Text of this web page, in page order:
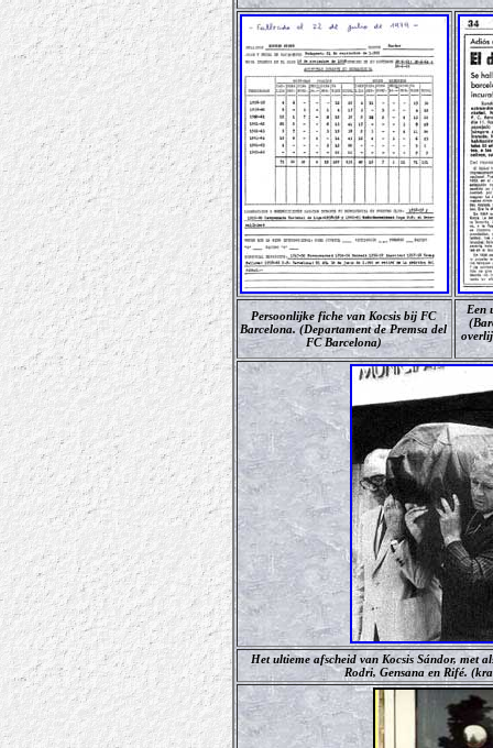
Persoonlijke fiche van Kocsis bij FC
Barcelona. (Departament de Premsa del
FC Barcelona)
Een
Het ultieme afscheid van Kocsis Sándor, met
Rodri, Gensana en Rifé.